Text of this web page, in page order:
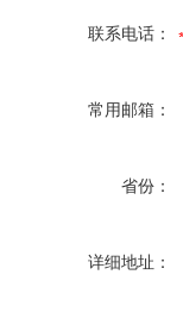
联系电话：
常用邮箱：
省份：
详细地址：